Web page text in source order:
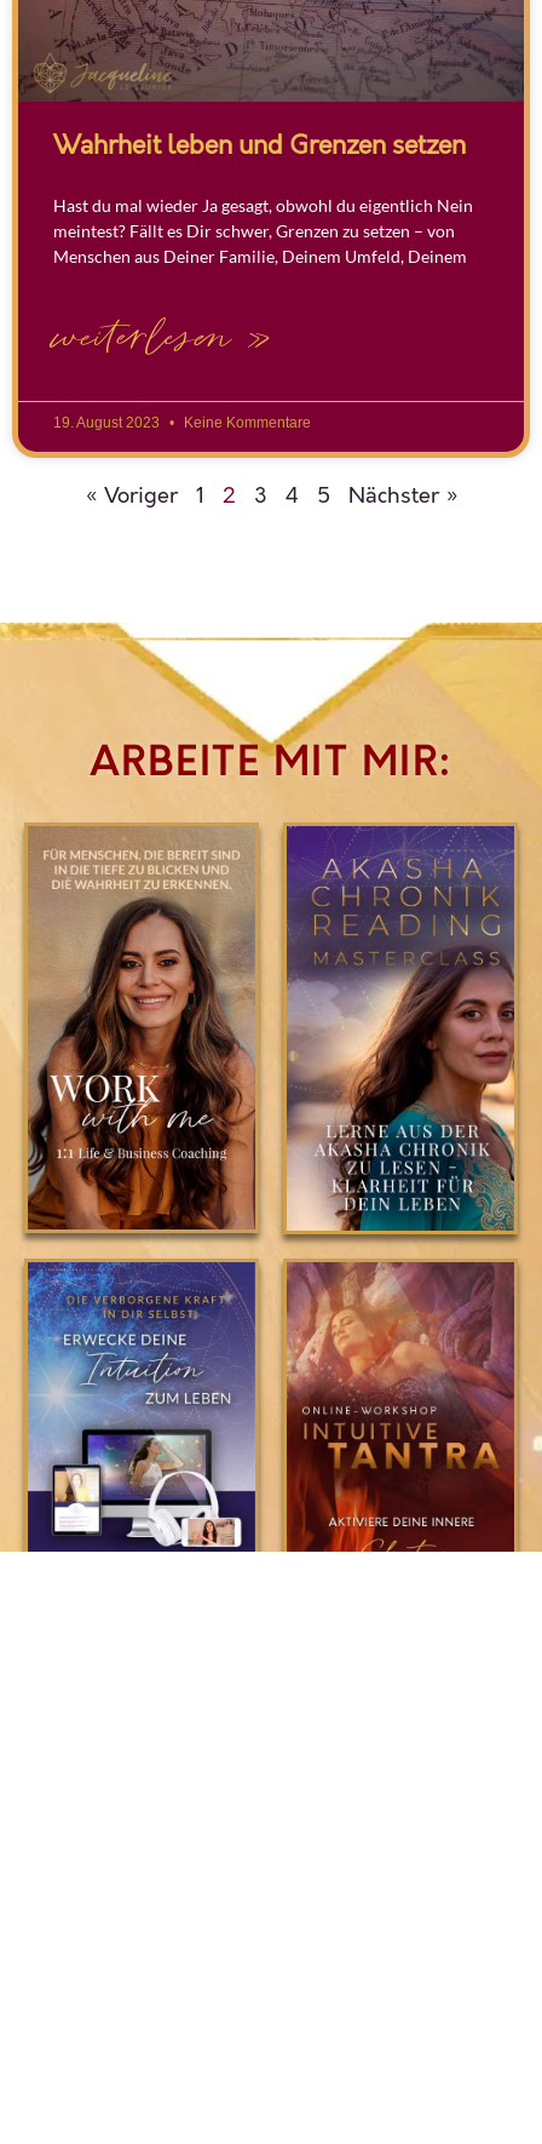
Wahrheit leben und Grenzen setzen
Hast du mal wieder Ja gesagt, obwohl du eigentlich Nein
meintest? Fällt es Dir schwer, Grenzen zu setzen – von
Menschen aus Deiner Familie, Deinem Umfeld, Deinem
weiterlesen »
19. August 2023 Keine Kommentare
« Voriger 1 2 3 4 5 Nächster »
ARBEITE MIT MIR: